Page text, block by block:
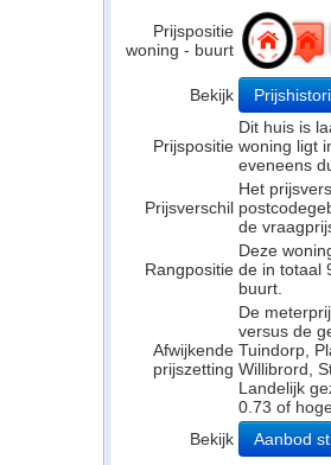
Prijspositie
woning - buurt
Bekijk
Prijspositie
Dit huis is
woning ligt
eveneens
Prijsverschil
Het
de
Rangpositie
Deze
de in totaal
buurt.
Afwijkende
prijszetting
De
versus de
Tuindorp,
Willibrord,
Landelijk
0.73 of
Bekijk
Aanbod